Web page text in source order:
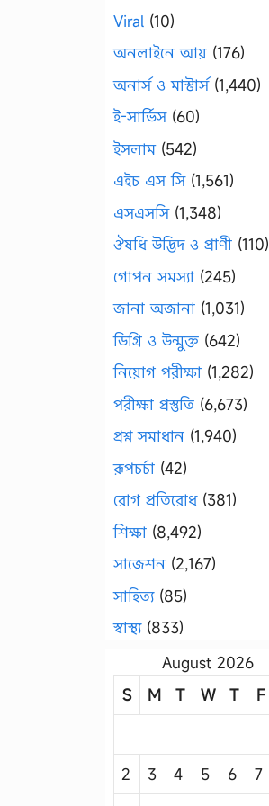
Viral (10)
অনলাইনে আয় (176)
অনার্স ও মাস্টার্স(1,440)
ই-সার্ভিস(60)
ইসলাম(542)
এইচ এস সি(1,561)
এসএসসি(1,348)
ঔষধি উদ্ভিদ ও প্রাণী (110)
গোপন সমস্যা (245)
জানা অজানা (1,031)
ডিগ্রি ও উন্মুক্ত (642)
নিয়োগ পরীক্ষা (1,282)
পরীক্ষা প্রস্তুতি (6,673)
প্রশ্ন সমাধান (1,940)
রূপচর্চা (42)
রোগ প্রতিরোধ(381)
শিক্ষা (8,492)
সাজেশন (2,167)
সাহিত্য(85)
স্বাস্থ্য(833)
August 2026
S
M T W T F
2
3 4 5 6 7